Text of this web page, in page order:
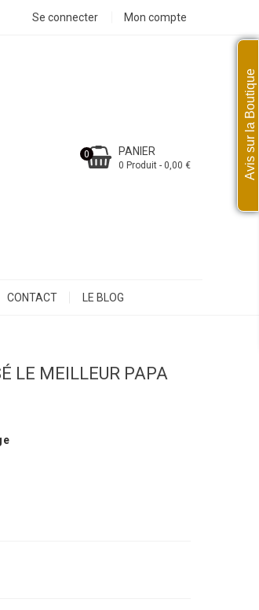
Se connecter Mon compte
PANIER
0 Produit - 0,00 €
0
CONTACT LE BLOG
LE MEILLEUR PAPA
Avis sur la Boutique